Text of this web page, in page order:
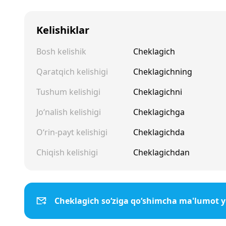
Kelishiklar
Bosh kelishik
Cheklagich
Qaratqich kelishigi
Cheklagichning
Tushum kelishigi
Cheklagichni
Jo‘nalish kelishigi
Cheklagichga
O‘rin-payt kelishigi
Cheklagichda
Chiqish kelishigi
Cheklagichdan
Cheklagich so‘ziga qo‘shimcha ma'lumot